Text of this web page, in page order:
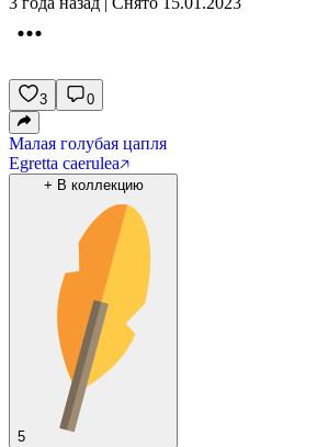
3 0
Малая голубая цапля
Egretta caerulea
+ В коллекцию
5